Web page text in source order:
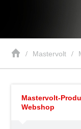
Mastervolt
Mastervolt-
Webshop